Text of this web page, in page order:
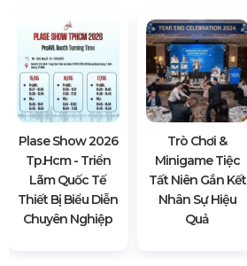
Plase Show 2026
Tp.hcm - Triển
Lãm Quốc Tế
Thiết Bị Biểu Diễn
Chuyên Nghiệp
Trò Chơi &
Minigame Tiệc
Tất Niên Gắn Kết
Nhân Sự Hiệu
Quả